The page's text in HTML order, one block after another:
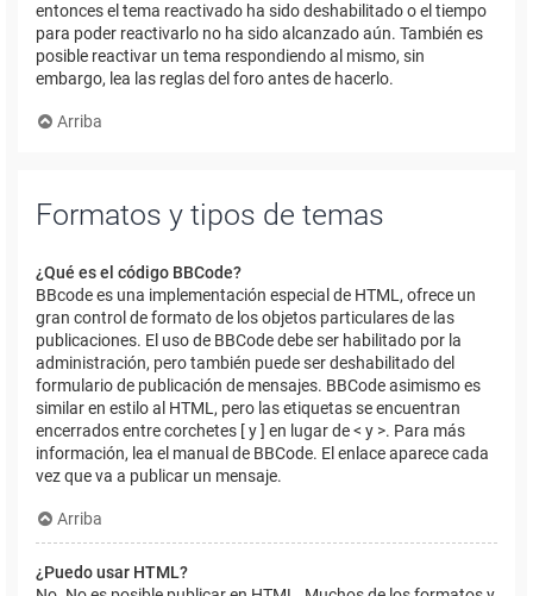
entonces el tema reactivado ha sido deshabilitado o el tiempo
para poder reactivarlo no ha sido alcanzado aún. También es
posible reactivar un tema respondiendo al mismo, sin
embargo, lea las reglas del foro antes de hacerlo.
Arriba
Formatos y tipos de temas
¿Qué es el código BBCode?
BBcode es una implementación especial de HTML, ofrece un
gran control de formato de los objetos particulares de las
publicaciones. El uso de BBCode debe ser habilitado por la
administración, pero también puede ser deshabilitado del
formulario de publicación de mensajes. BBCode asimismo es
similar en estilo al HTML, pero las etiquetas se encuentran
encerrados entre corchetes [ y ] en lugar de < y >. Para más
información, lea el manual de BBCode. El enlace aparece cada
vez que va a publicar un mensaje.
Arriba
¿Puedo usar HTML?